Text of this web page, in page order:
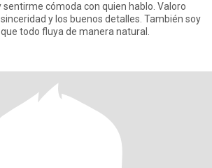
sentirme cómoda con quien hablo. Valoro
y los buenos detalles. También soy
todo fluya de manera natural.